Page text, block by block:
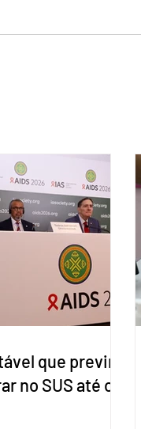
que previne
no SUS até o